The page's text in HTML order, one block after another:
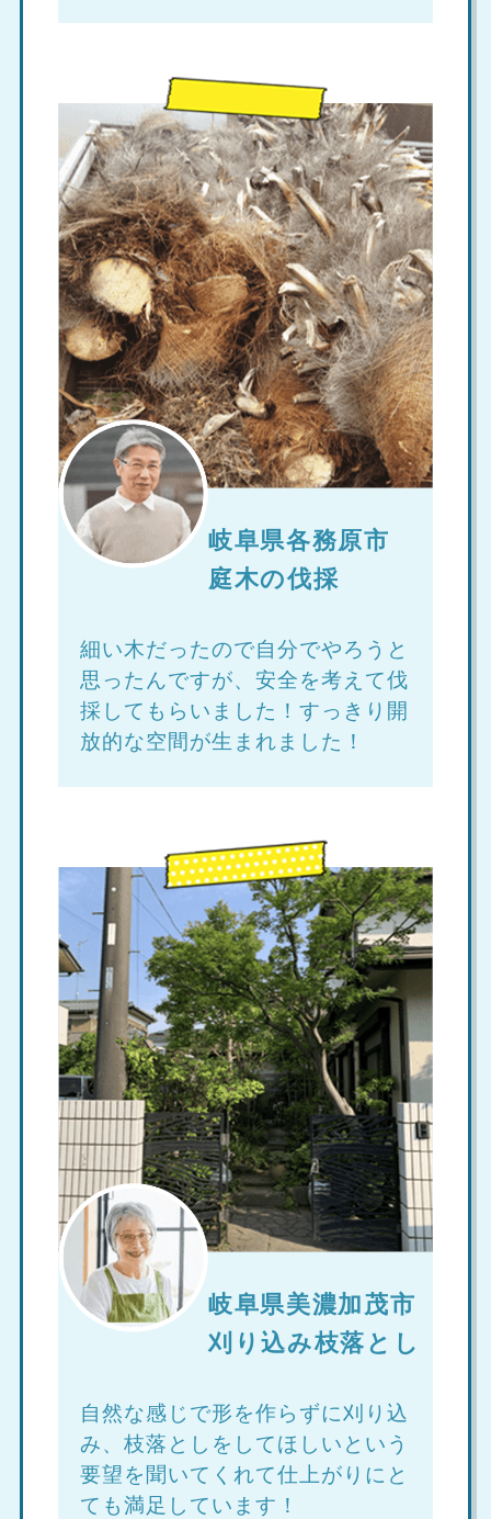
岐阜県各務原市
庭木の伐採
細い木だったので自分でやろうと
思ったんですが、安全を考えて伐
採してもらいました！すっきり開
放的な空間が生まれました！
岐阜県美濃加茂市
刈り込み枝落とし
自然な感じで形を作らずに刈り込
み、枝落としをしてほしいという
要望を聞いてくれて仕上がりにと
ても満足しています！